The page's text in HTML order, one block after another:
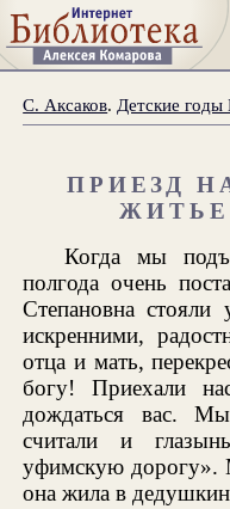
С. Аксаков. Детские годы
ПРИЕЗД
ЖИТЬЕ
Когда мы
полгода очень
Степановна
искренними,
отца и мать,
богу! Приехали
дождаться вас.
считали и
уфимскую
она жила в